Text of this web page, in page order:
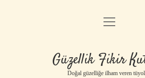
Anasayfa
Yasal Uyarı
menüyü
Güzellik Fikir
Doğal güzelliğe ilham veren